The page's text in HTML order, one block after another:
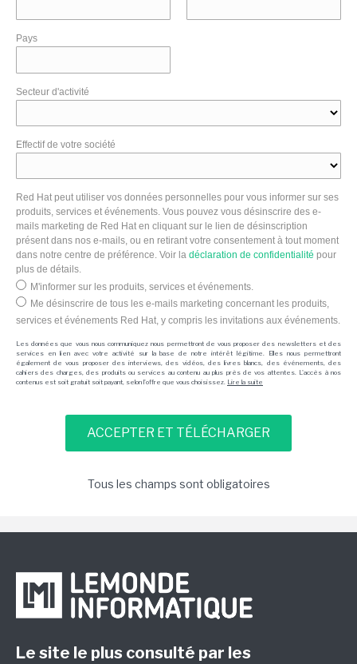
Pays
Secteur d'activité
Effectif de votre société
Red Hat peut utiliser vos données personnelles pour vous informer sur ses
produits, services et événements. Vous pouvez vous désinscrire des e-
mails marketing de Red Hat en cliquant sur le lien de désinscription
présent dans nos e-mails, ou en retirant votre consentement à tout moment
dans notre centre de préférence. Voir la déclaration de confidentialité pour
plus de détails.
M'informer sur les produits, services et événements.
Me désinscrire de tous les e-mails marketing concernant les produits,
services et événements Red Hat, y compris les invitations aux événements.
Les données que vous nous communiquez nous permettront de vous proposer des newsletters et des
services en lien avec votre activité sur la base de notre intérêt légitime. Elles nous permettront
également de vous proposer des interviews, des vidéos, des livres blancs, des événements, des
cahiers des charges, des produits ou services au contenu au plus près de vos attentes. L'accès à nos
contenus est soit gratuit soit payant, selon l'offre que vous choisissez. Lire la suite
Tous les champs sont obligatoires
Le site le plus consulté par les